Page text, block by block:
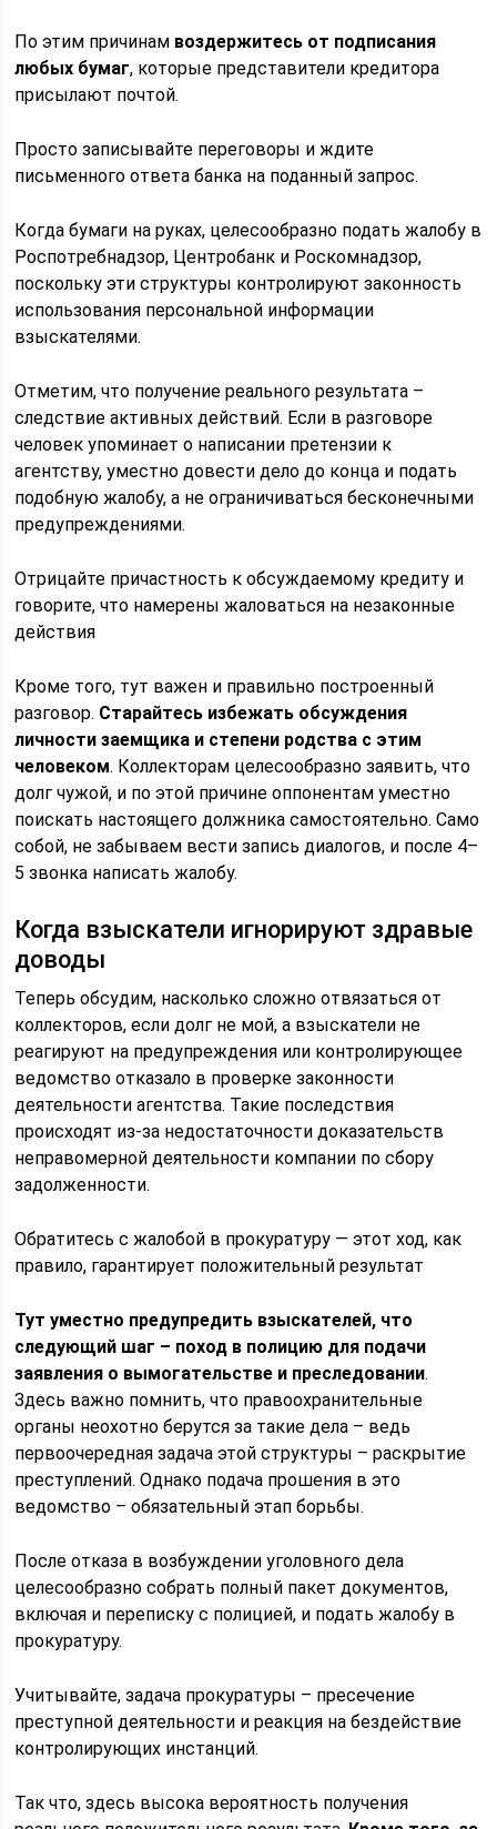
По этим причинам воздержитесь от подписания
любых бумаг, которые представители кредитора
присылают почтой.
Просто записывайте переговоры и ждите
письменного ответа банка на поданный запрос.
Когда бумаги на руках, целесообразно подать жалобу в
Роспотребнадзор, Центробанк и Роскомнадзор,
поскольку эти структуры контролируют законность
использования персональной информации
взыскателями.
Отметим, что получение реального результата –
следствие активных действий. Если в разговоре
человек упоминает о написании претензии к
агентству, уместно довести дело до конца и подать
подобную жалобу, а не ограничиваться бесконечными
предупреждениями.
Отрицайте причастность к обсуждаемому кредиту и
говорите, что намерены жаловаться на незаконные
действия
Кроме того, тут важен и правильно построенный
разговор. Старайтесь избежать обсуждения
личности заемщика и степени родства с этим
человеком. Коллекторам целесообразно заявить, что
долг чужой, и по этой причине оппонентам уместно
поискать настоящего должника самостоятельно. Само
собой, не забываем вести запись диалогов, и после 4–
5 звонка написать жалобу.
Когда взыскатели игнорируют здравые
доводы
Теперь обсудим, насколько сложно отвязаться от
коллекторов, если долг не мой, а взыскатели не
реагируют на предупреждения или контролирующее
ведомство отказало в проверке законности
деятельности агентства. Такие последствия
происходят из-за недостаточности доказательств
неправомерной деятельности компании по сбору
задолженности.
Обратитесь с жалобой в прокуратуру — этот ход, как
правило, гарантирует положительный результат
Тут уместно предупредить взыскателей, что
следующий шаг – поход в полицию для подачи
заявления о вымогательстве и преследовании.
Здесь важно помнить, что правоохранительные
органы неохотно берутся за такие дела – ведь
первоочередная задача этой структуры – раскрытие
преступлений. Однако подача прошения в это
ведомство – обязательный этап борьбы.
После отказа в возбуждении уголовного дела
целесообразно собрать полный пакет документов,
включая и переписку с полицией, и подать жалобу в
прокуратуру.
Учитывайте, задача прокуратуры – пресечение
преступной деятельности и реакция на бездействие
контролирующих инстанций.
Так что, здесь высока вероятность получения